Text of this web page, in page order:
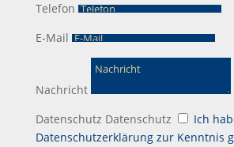
Telefon
E-Mail
Nachricht
Datenschutz Datenschutz
Ich
Datenschutzerklärung zur Kenntnis